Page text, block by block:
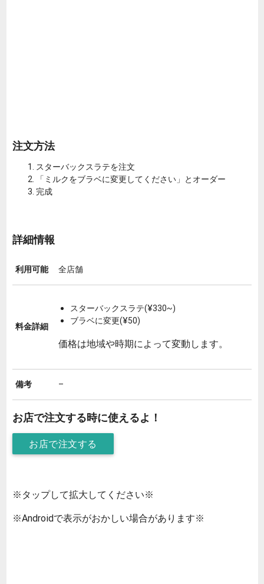
注文方法
スターバックスラテを注文
「ミルクをブラベに変更してください」とオーダー
完成
詳細情報
利用可能 全店舗
料金詳細
スターバックスラテ(¥330~)
ブラベに変更(¥50)
価格は地域や時期によって変動します。
備考 –
お店で注文する時に使えるよ！
お店で注文する
※タップして拡大してください※
※Androidで表示がおかしい場合があります※